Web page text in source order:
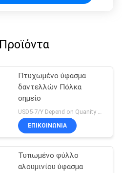
Πτυχωμένο ύφασμα
δαντελλών Πόλκα
σημείο
USD5-7/Y Depend on Quanity MOQ:10yards
ΕΠΙΚΟΙΝΩΝΙΑ
Τυπωμένο φύλλο
αλουμινίου ύφασμα